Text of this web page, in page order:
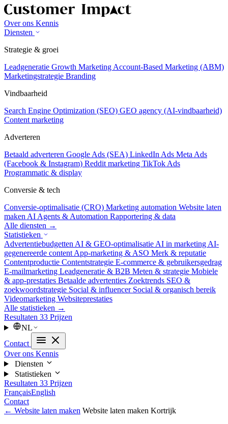
Over ons Kennis
Diensten
Strategie & groei
Leadgeneratie Growth Marketing Account-Based Marketing (ABM)
Marketingstrategie Branding
Vindbaarheid
Search Engine Optimization (SEO) GEO agency (AI-vindbaarheid)
Content marketing
Adverteren
Betaald adverteren Google Ads (SEA) LinkedIn Ads Meta Ads
(Facebook & Instagram) Reddit marketing TikTok Ads
Programmatic & display
Conversie & tech
Conversie-optimalisatie (CRO) Marketing automation Website laten
maken AI Agents & Automation Rapportering & data
Alle diensten →
Statistieken
Advertentiebudgetten AI & GEO-optimalisatie AI in marketing AI-
gegenereerde content App-marketing & ASO Merk & reputatie
Contentproductie Contentstrategie E-commerce & gebruikersgedrag
E-mailmarketing Leadgeneratie & B2B Meten & strategie Mobiele
& app-prestaties Betaalde advertenties Zoektrends SEO &
zoekwoordstrategie Social & influencer Social & organisch bereik
Videomarketing Websiteprestaties
Alle statistieken →
Resultaten 33 Prijzen
NL
Contact
Over ons Kennis
Diensten
Statistieken
Resultaten 33 Prijzen
FrançaisEnglish
Contact
← Website laten maken Website laten maken Kortrijk